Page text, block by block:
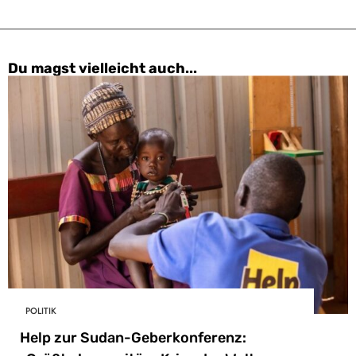
Du magst vielleicht auch...
POLITIK
Help zur Sudan-Geberkonferenz: